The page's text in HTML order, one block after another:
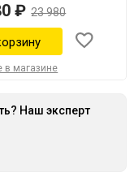
₽ 23 980
в магазине
Наш эксперт